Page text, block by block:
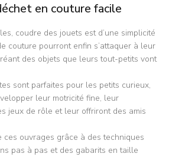
en couture facile
coudre des jouets est d’une simplicité
couture pourront enfin s’attaquer à leur
des objets que leurs tout-petits vont
sont parfaites pour les petits curieux,
leur motricité fine, leur
jeux de rôle et leur offriront des amis
ces ouvrages grâce à des techniques
pas à pas et des gabarits en taille